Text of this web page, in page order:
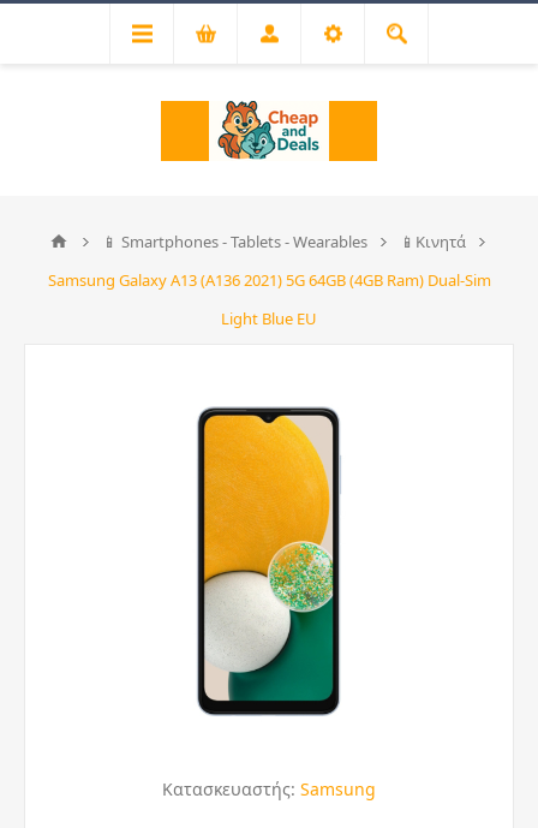
📱 Smartphones - Tablets - Wearables
📱Κινητά
Samsung Galaxy A13 (A136 2021) 5G 64GB (4GB Ram) Dual-Sim
Light Blue EU
Κατασκευαστής: Samsung